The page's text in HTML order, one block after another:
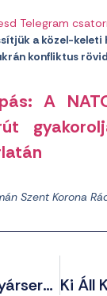
Telegram
a közel-keleti
konfliktus
A
Szent Korona
Ahol A Betyársereg Megjelenik, Ott Hirtelen Mindig Rend Lesz